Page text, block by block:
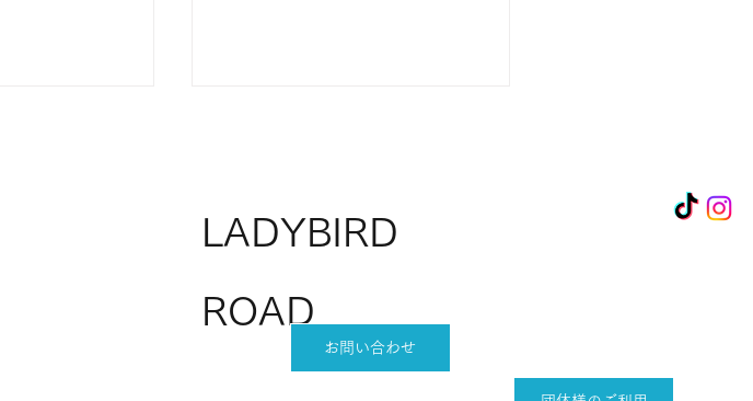
第４回にこにこマルシェ出店
LADYBIRD
ROAD
お問い合わせ